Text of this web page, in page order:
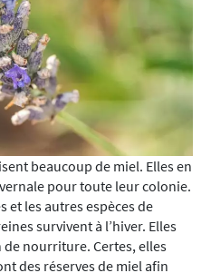
beaucoup de miel. Elles en
pour toute leur colonie.
et les autres espèces de
survivent à l’hiver. Elles
de nourriture. Certes, elles
des réserves de miel afin